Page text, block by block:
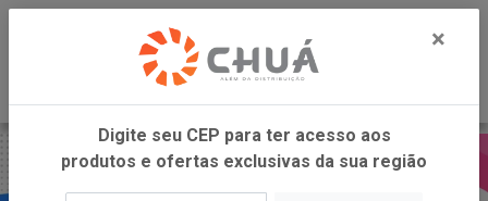
×
Digite seu CEP para ter acesso aos
produtos e ofertas exclusivas da sua região